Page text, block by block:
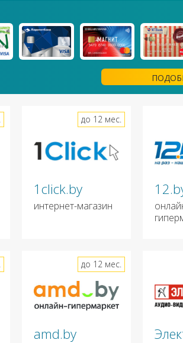
1click.by
интернет-магазин
до 12 мес.
amd.by
до 12 мес.